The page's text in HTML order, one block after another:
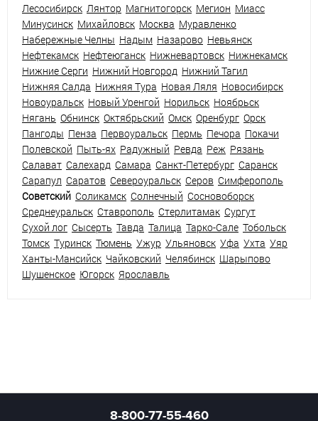
Лесосибирск Лянтор Магнитогорск Мегион Миасс
Минусинск Михайловск Москва Муравленко
Набережные Челны Надым Назарово Невьянск
Нефтекамск Нефтеюганск Нижневартовск Нижнекамск
Нижние Серги Нижний Новгород Нижний Тагил
Нижняя Салда Нижняя Тура Новая Ляля Новосибирск
Новоуральск Новый Уренгой Норильск Ноябрьск
Нягань Обнинск Октябрьский Омск Оренбург Орск
Пангоды Пенза Первоуральск Пермь Печора Покачи
Полевской Пыть-ях Радужный Ревда Реж Рязань
Салават Салехард Самара Санкт-Петербург Саранск
Сарапул Саратов Североуральск Серов Симферополь
Советский Соликамск Солнечный Сосновоборск
Среднеуральск Ставрополь Стерлитамак Сургут
Сухой лог Сысерть Тавда Талица Тарко-Сале Тобольск
Томск Туринск Тюмень Ужур Ульяновск Уфа Ухта Уяр
Ханты-Мансийск Чайковский Челябинск Шарыпово
Шушенское Югорск Ярославль
8-800-77-55-460